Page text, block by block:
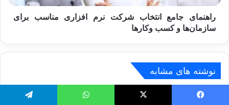
سازمان‌ها
کسب‌
راهنمای جامع انتخاب شرکت نرم‌ افزاری مناسب برای
سازمان‌ها و کسب‌ وکارها
نوشته های مشابه